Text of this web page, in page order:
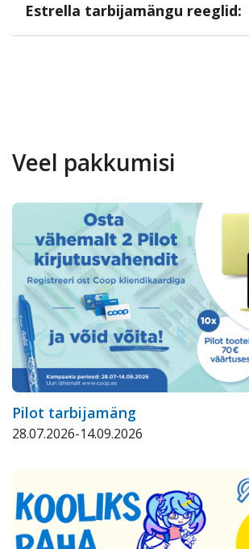
Estrella tarbijamängu reeglid:
Veel pakkumisi
Pilot tarbijamäng
28.07.2026-14.09.2026